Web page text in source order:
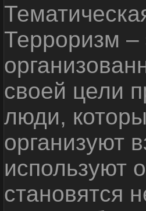
Терроризм –
своей цели
люди,
организуют
используют
становятся